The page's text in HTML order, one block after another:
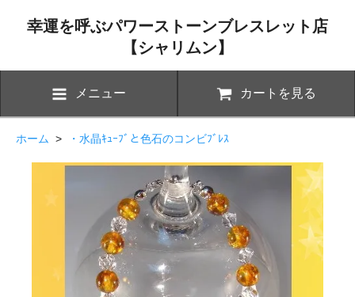
幸運を呼ぶパワーストーンブレスレット店
【シャリムン】
メニュー カートを見る
ホーム > ・水晶ｷｭｰﾌﾞと色石のコンビﾌﾞﾚｽ